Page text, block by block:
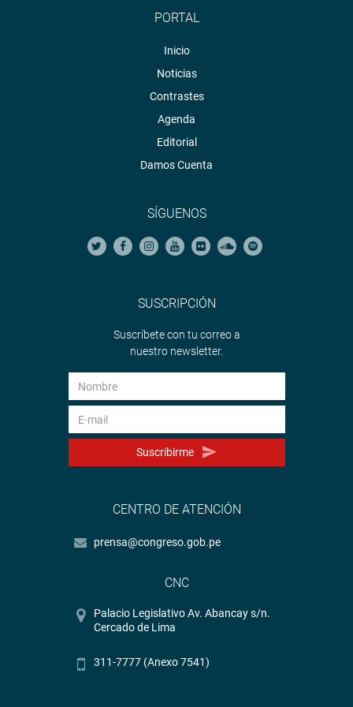
PORTAL
Inicio
Noticias
Contrastes
Agenda
Editorial
Damos Cuenta
SÍGUENOS
SUSCRIPCIÓN
Suscríbete con tu correo a
nuestro newsletter.
Suscribirme
CENTRO DE ATENCIÓN
prensa@congreso.gob.pe
CNC
Palacio Legislativo Av. Abancay s/n.
Cercado de Lima
311-7777 (Anexo 7541)